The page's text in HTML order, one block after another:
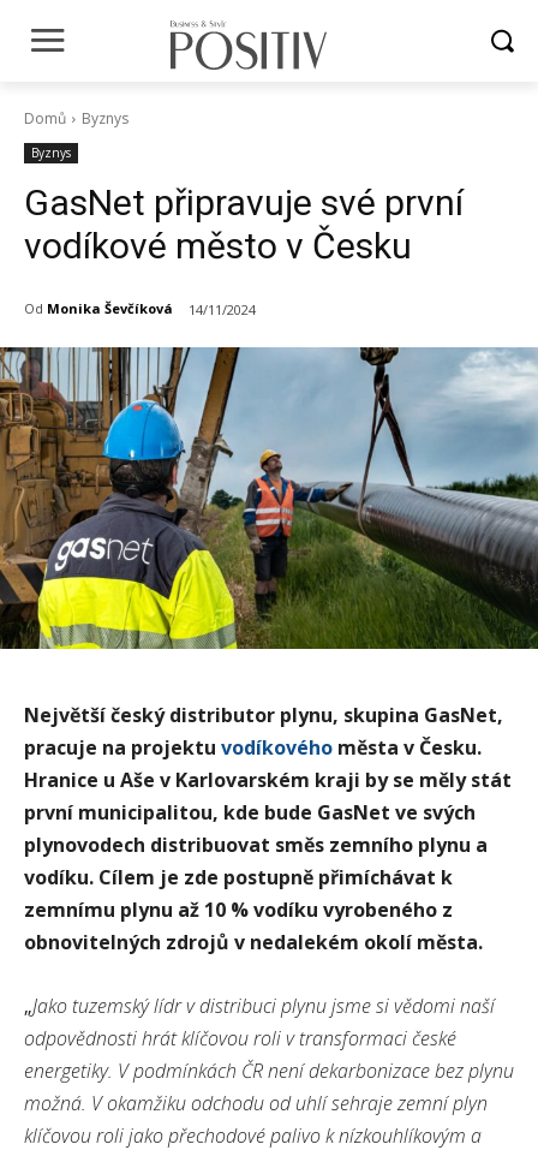
Domů Byznys
Byznys
GasNet připravuje své první
vodíkové město v Česku
Od Monika Ševčíková 14/11/2024
Největší český distributor plynu, skupina GasNet,
pracuje na projektu vodíkového města v Česku.
Hranice u Aše v Karlovarském kraji by se měly stát
první municipalitou, kde bude GasNet ve svých
plynovodech distribuovat směs zemního plynu a
vodíku. Cílem je zde postupně přimíchávat k
zemnímu plynu až 10 % vodíku vyrobeného z
obnovitelných zdrojů v nedalekém okolí města.
„Jako tuzemský lídr v distribuci plynu jsme si vědomi naší
odpovědnosti hrát klíčovou roli v transformaci české
energetiky. V podmínkách ČR není dekarbonizace bez plynu
možná. V okamžiku odchodu od uhlí sehraje zemní plyn
klíčovou roli jako přechodové palivo k nízkouhlíkovým a